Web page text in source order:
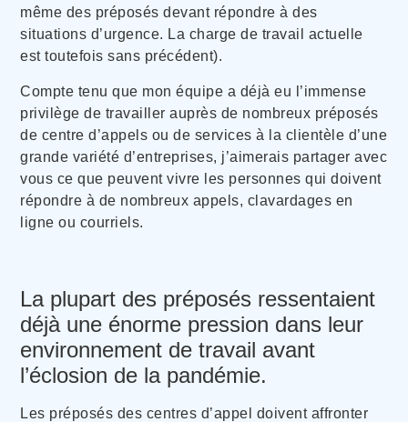
même des préposés devant répondre à des
situations d’urgence. La charge de travail actuelle
est toutefois sans précédent).
Compte tenu que mon équipe a déjà eu l’immense
privilège de travailler auprès de nombreux préposés
de centre d’appels ou de services à la clientèle d’une
grande variété d’entreprises, j’aimerais partager avec
vous ce que peuvent vivre les personnes qui doivent
répondre à de nombreux appels, clavardages en
ligne ou courriels.
La plupart des préposés ressentaient
déjà une énorme pression dans leur
environnement de travail avant
l’éclosion de la pandémie.
Les préposés des centres d’appel doivent affronter